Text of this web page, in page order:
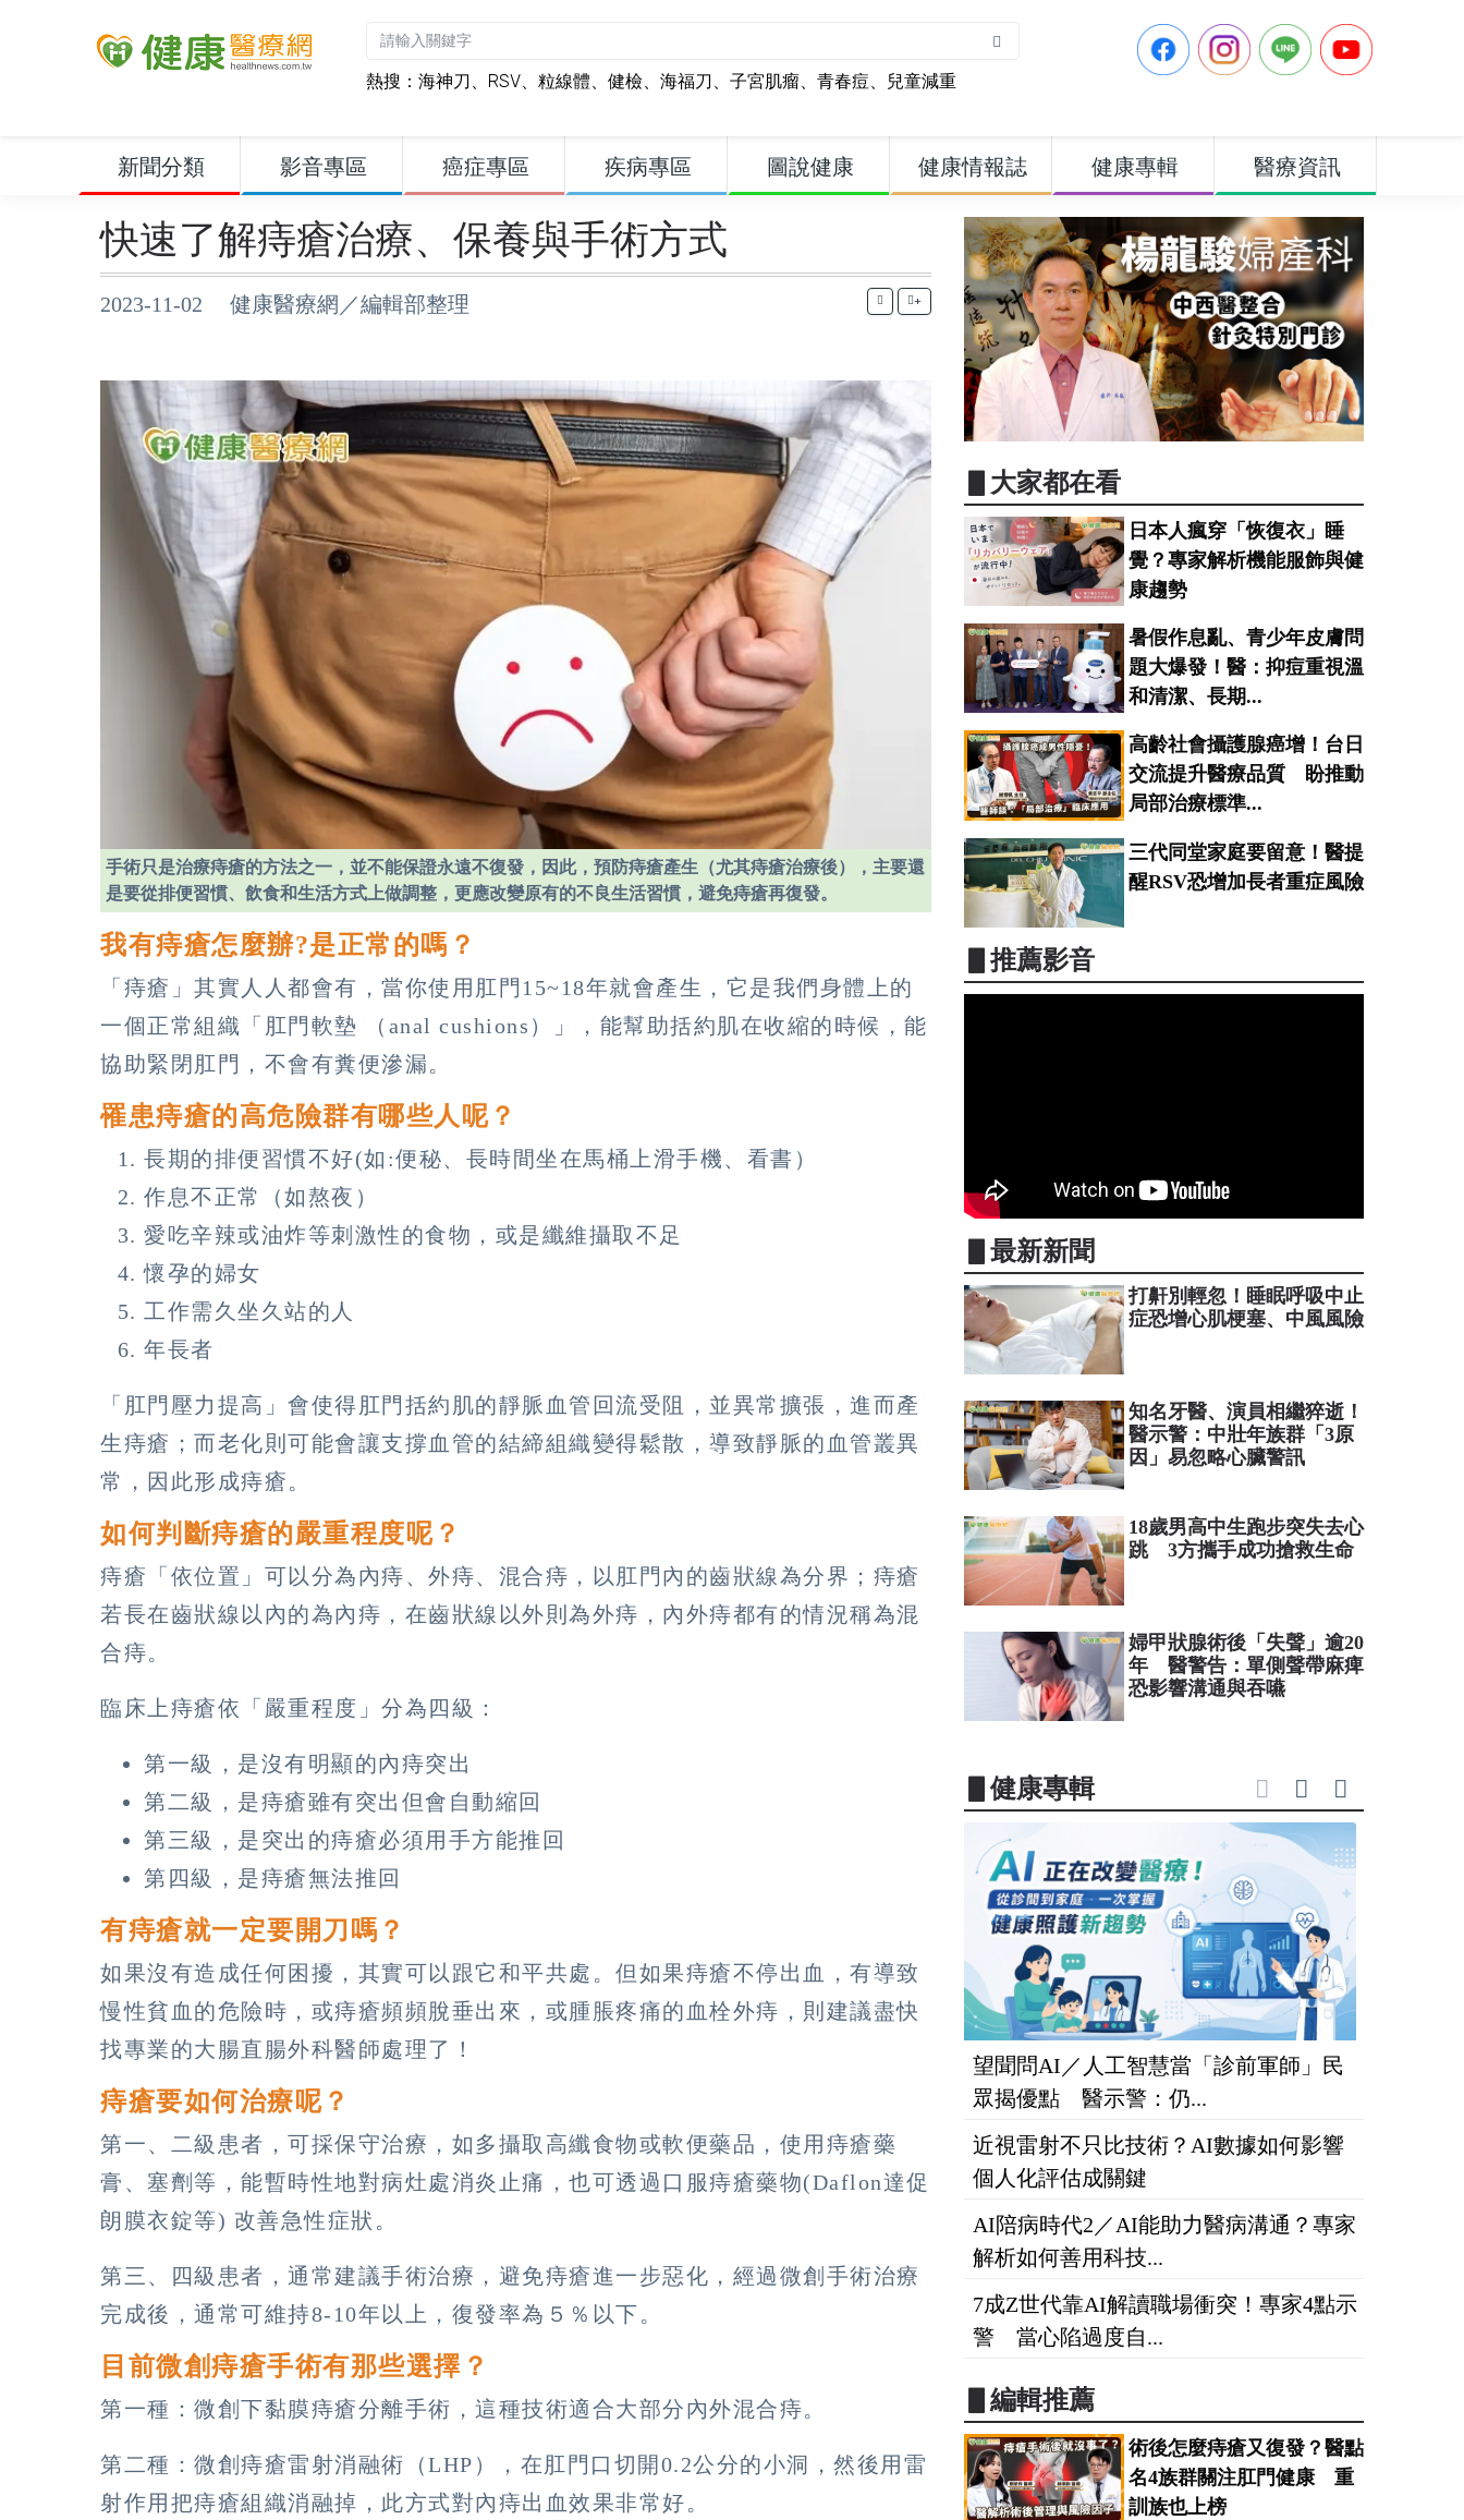
熱搜： 海神刀 、 RSV、 粒線體、 健檢、 海福刀 、 子宮肌瘤、 青春痘、 兒童減重
新聞分類 影音專區 癌症專區 疾病專區 圖說健康 健康情報誌 健康專輯 醫療資訊
快速了解痔瘡治療、保養與手術方式
2023-11-02 健康醫療網／編輯部整理 +
手術只是治療痔瘡的方法之一，並不能保證永遠不復發，因此，預防痔瘡產生（尤其痔瘡治療後），主要還
是要從排便習慣、飲食和生活方式上做調整，更應改變原有的不良生活習慣，避免痔瘡再復發。
我有痔瘡怎麼辦?是正常的嗎？
「痔瘡」其實人人都會有，當你使用肛門15~18年就會產生，它是我們身體上的
一個正常組織「肛門軟墊 （anal cushions）」，能幫助括約肌在收縮的時候，能
協助緊閉肛門，不會有糞便滲漏。
罹患痔瘡的高危險群有哪些人呢？
長期的排便習慣不好(如:便秘、長時間坐在馬桶上滑手機、看書）
作息不正常（如熬夜）
愛吃辛辣或油炸等刺激性的食物，或是纖維攝取不足
懷孕的婦女
工作需久坐久站的人
年長者
「肛門壓力提高」會使得肛門括約肌的靜脈血管回流受阻，並異常擴張，進而產
生痔瘡；而老化則可能會讓支撐血管的結締組織變得鬆散，導致靜脈的血管叢異
常，因此形成痔瘡。
如何判斷痔瘡的嚴重程度呢？
痔瘡「依位置」可以分為內痔、外痔、混合痔，以肛門內的齒狀線為分界；痔瘡
若長在齒狀線以內的為內痔，在齒狀線以外則為外痔，內外痔都有的情況稱為混
合痔。
臨床上痔瘡依「嚴重程度」分為四級：
第一級，是沒有明顯的內痔突出
第二級，是痔瘡雖有突出但會自動縮回
第三級，是突出的痔瘡必須用手方能推回
第四級，是痔瘡無法推回
有痔瘡就⼀定要開刀嗎？
如果沒有造成任何困擾，其實可以跟它和平共處。但如果痔瘡不停出血，有導致
慢性貧血的危險時，或痔瘡頻頻脫垂出來，或腫脹疼痛的血栓外痔，則建議盡快
找專業的大腸直腸外科醫師處理了！
痔瘡要如何治療呢？
第一、二級患者，可採保守治療，如多攝取高纖食物或軟便藥品，使用痔瘡藥
膏、塞劑等，能暫時性地對病灶處消炎⽌痛，也可透過口服痔瘡藥物(Daflon達促
朗膜衣錠等) 改善急性症狀。
第三、四級患者，通常建議手術治療，避免痔瘡進一步惡化，經過微創手術治療
完成後，通常可維持8-10年以上，復發率為５％以下。
目前微創痔瘡手術有那些選擇？
第一種：微創下黏膜痔瘡分離手術，這種技術適合大部分內外混合痔。
第二種：微創痔瘡雷射消融術（LHP），在肛門口切開0.2公分的⼩洞，然後用雷
射作用把痔瘡組織消融掉，此⽅式對內痔出血效果非常好。
▋大家都在看
日本人瘋穿「恢復衣」睡
覺？專家解析機能服飾與健
康趨勢
暑假作息亂、青少年皮膚問
題大爆發！醫：抑痘重視溫
和清潔、長期...
高齡社會攝護腺癌增！台日
交流提升醫療品質 盼推動
局部治療標準...
三代同堂家庭要留意！醫提
醒RSV恐增加長者重症風險
▋推薦影音
▋最新新聞
打鼾別輕忽！睡眠呼吸中止
症恐增心肌梗塞、中風風險
知名牙醫、演員相繼猝逝！
醫示警：中壯年族群「3原
因」易忽略心臟警訊
18歲男高中生跑步突失去心
跳 3方攜手成功搶救生命
婦甲狀腺術後「失聲」逾20
年 醫警告：單側聲帶麻痺
恐影響溝通與吞嚥
▋健康專輯
望聞問AI／人工智慧當「診前軍師」民
眾揭優點 醫示警：仍...
近視雷射不只比技術？AI數據如何影響
個人化評估成關鍵
AI陪病時代2／AI能助力醫病溝通？專家
解析如何善用科技...
7成Z世代靠AI解讀職場衝突！專家4點示
警 當心陷過度自...
▋編輯推薦
術後怎麼痔瘡又復發？醫點
名4族群關注肛門健康 重
訓族也上榜